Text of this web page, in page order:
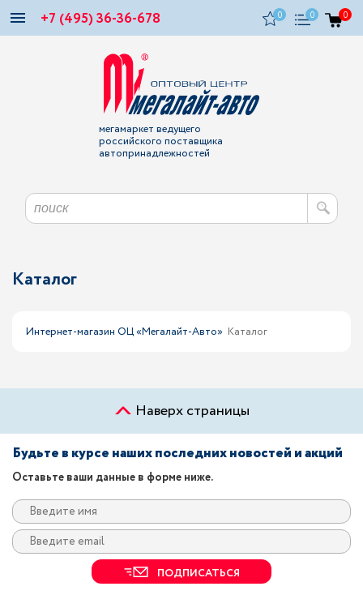
+7 (495) 36-36-678 0 0 0
мегамаркет ведущего
российского поставщика
автопринадлежностей
Каталог
Интернет-магазин ОЦ «Мегалайт-Авто» Каталог
Наверх страницы
Будьте в курсе наших последних новостей и акций
Оставьте ваши данные в форме ниже.
ПОДПИСАТЬСЯ